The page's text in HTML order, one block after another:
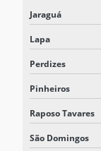
REPRESENTANTE
REPRESENTANTE
Jaraguá
Lapa
Perdizes
Pinheiros
Raposo Tavares
São Domingos